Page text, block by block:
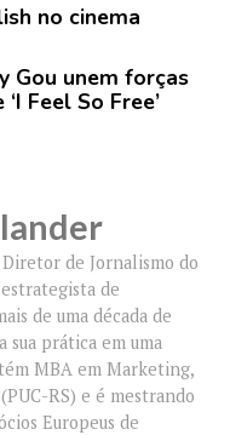
no cinema
Gou unem forças
Feel So Free’
de Jornalismo do
de
de uma década de
sua prática em uma
MBA em Marketing,
RS) e é mestrando
Europeus de